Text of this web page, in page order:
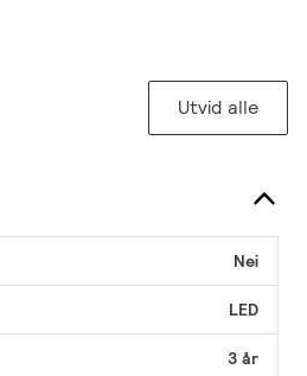
Utvid alle
Nei
LED
3 år